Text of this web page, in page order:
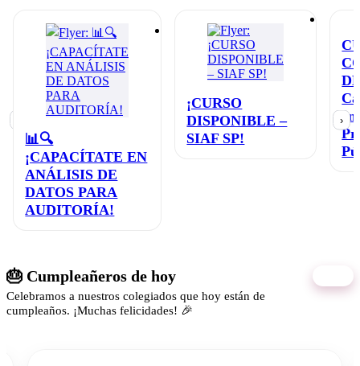
📊🔍
¡CAPACÍTATE EN
ANÁLISIS DE
DATOS PARA
AUDITORÍA!
¡CURSO
DISPONIBLE –
SIAF SP!
en
›
🎂 Cumpleañeros de hoy
Celebramos a nuestros colegiados que hoy están de
cumpleaños. ¡Muchas felicidades! 🎉